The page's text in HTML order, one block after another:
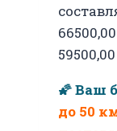
🌠 Ваш
до 50